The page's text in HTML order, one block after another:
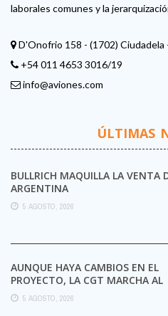
laborales comunes y la
D'Onofrio 158 - (1702)
+54 011 4653 3016/19
info@aviones.com
ÚLTIMAS
BULLRICH MAQUILLA LA VENTA
ARGENTINA
5 AGOSTO, 2026
AUNQUE HAYA CAMBIOS EN EL
PROYECTO, LA CGT MARCHA AL
CONGRESO CONTRA LA LEY DE ...
5 AGOSTO, 2026